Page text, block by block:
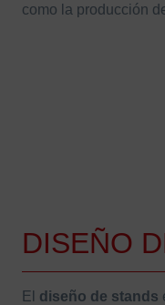
como la producción
DISEÑO
El diseño de stands